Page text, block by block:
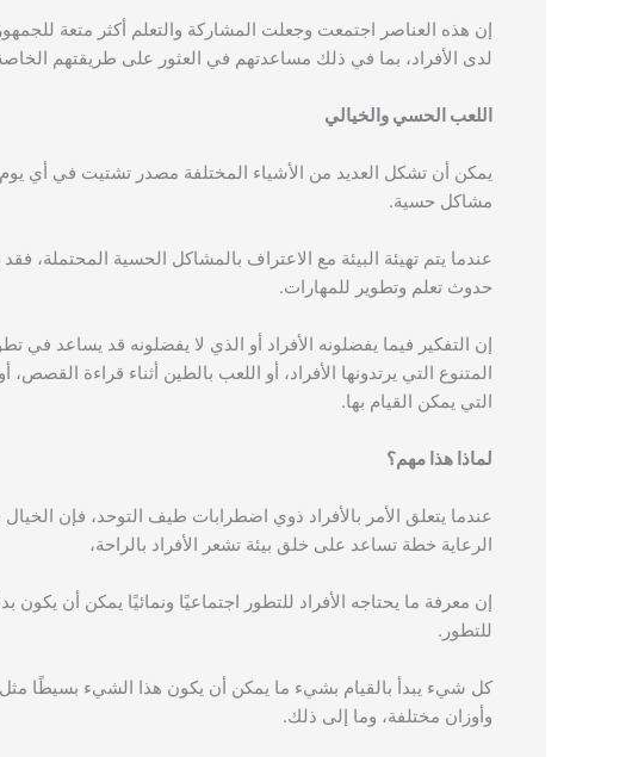
إن هذه العناصر اجتمعت وجعلت المشاركة والتعلم أكثر متعة
لدى الأفراد، بما في ذلك مساعدتهم في العثور على طريقتهم الخاصة
اللعب الحسي والخيالي
يمكن أن تشكل العديد من الأشياء المختلفة مصدر تشتيت في أي يوم
مشاكل حسية.
عندما يتم تهيئة البيئة مع الاعتراف بالمشاكل الحسية المحتملة،
حدوث تعلم وتطوير للمهارات.
إن التفكير فيما يفضلونه الأفراد أو الذي لا يفضلونه قد يساعد
المتنوع التي يرتدونها الأفراد، أو اللعب بالطين أثناء قراءة
التي يمكن القيام بها.
لماذا هذا مهم؟
عندما يتعلق الأمر بالأفراد ذوي اضطرابات طيف التوحد، فإن
الرعاية خطة تساعد على خلق بيئة تشعر الأفراد بالراحة،
إن معرفة ما يحتاجه الأفراد للتطور اجتماعيًا ونمائيًا يمكن أن يكون
للتطور.
كل شيء يبدأ بالقيام بشيء ما يمكن أن يكون هذا الشيء بسيطًا
وأوزان مختلفة، وما إلى ذلك.